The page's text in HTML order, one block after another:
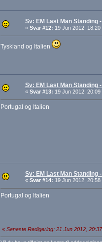
Sv: EM Last Man Standing
« Svar #12: 19 Jun 2012, 18:20
Tyskland og Italien
Sv: EM Last Man Standing
« Svar #13: 19 Jun 2012, 20:09
Portugal og Italien
Sv: EM Last Man Standing
« Svar #14: 19 Jun 2012, 20:58
Portugal og Italien
« Seneste Redigering: 21 Jun 2012,